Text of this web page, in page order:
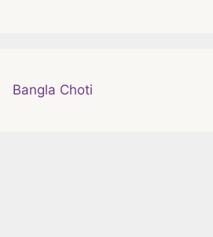
Bangla Choti